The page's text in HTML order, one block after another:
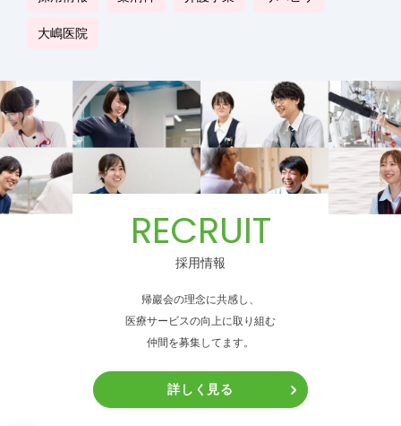
大嶋医院
RECRUIT
採用情報
帰巖会の理念に共感し、
医療サービスの向上に取り組む
仲間を募集してます。
詳しく見る